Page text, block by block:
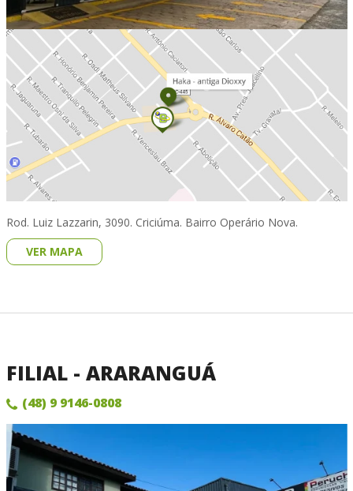
Rod. Luiz Lazzarin, 3090. Criciúma. Bairro Operário Nova.
VER MAPA
FILIAL - ARARANGUÁ
(48) 9 9146-0808